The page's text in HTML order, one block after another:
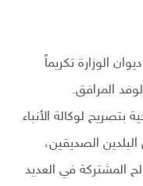
الوزارة تكريماً
المرافق.
بتصريح لوكالة الأنباء
الصديقين،
المشتركة في العديد